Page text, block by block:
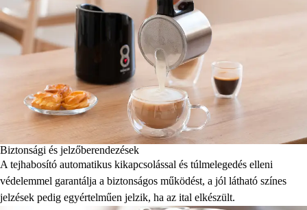
Biztonsági és jelzőberendezések
A tejhabosító automatikus kikapcsolással és túlmelegedés elleni
védelemmel garantálja a biztonságos működést, a jól látható színes
jelzések pedig egyértelműen jelzik, ha az ital elkészült.